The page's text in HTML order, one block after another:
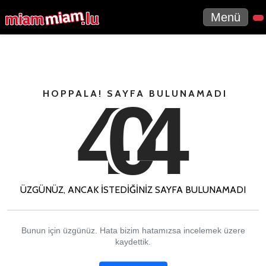
Menü
HOPPALA! SAYFA BULUNAMADI
404
ÜZGÜNÜZ, ANCAK ISTEDIĞINIZ SAYFA BULUNAMADI
Bunun için üzgünüz. Hata bizim hatamızsa incelemek üzere
kaydettik.